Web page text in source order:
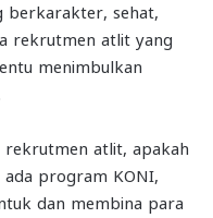
berkarakter, sehat,
rekrutmen atlit yang
menimbulkan
rekrutmen atlit, apakah
program KONI,
dan membina para